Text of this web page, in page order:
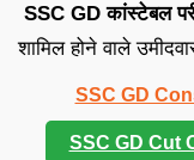
SSC GD कांस्टेबल
शामिल होने वाले
SSC GD
SSC GD Cut